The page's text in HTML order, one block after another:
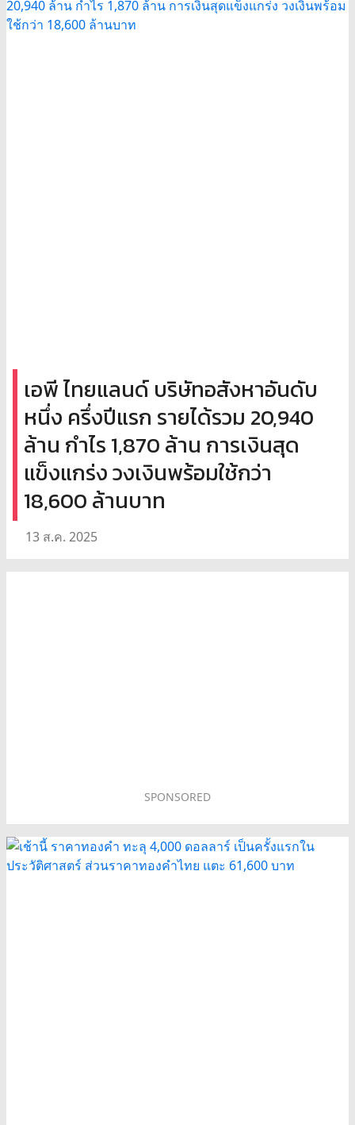
เอพี ไทยแลนด์ บริษัทอสังหาอันดับ
หนึ่ง ครึ่งปีแรก รายได้รวม 20,940
ล้าน กำไร 1,870 ล้าน การเงินสุด
แข็งแกร่ง วงเงินพร้อมใช้กว่า
18,600 ล้านบาท
13 ส.ค. 2025
SPONSORED